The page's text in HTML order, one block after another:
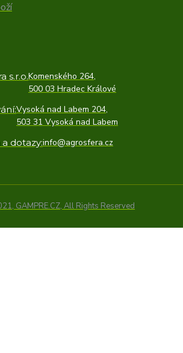
s.r.o.Komenského 264,
500 03 Hradec Králové
Vysoká nad Labem 204,
503 31 Vysoká nad Labem
dotazy:info@agrosfera.cz
GAMPRE.CZ, All Rights Reserved